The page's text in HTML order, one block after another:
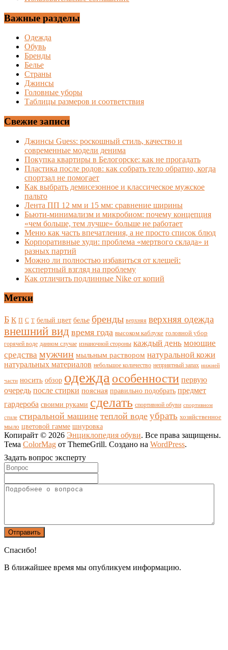
Важные разделы
Одежда
Обувь
Бренды
Белье
Страны
Джинсы
Головные уборы
Таблицы размеров и соответствия
Свежие записи
Джинсы Guess: роскошный стиль, качество и
современные модели денима
Покупка квартиры в Белогорске: как не прогадать
Пластика после родов: как собрать тело обратно, когда
спортзал не помогает
Как выбрать демисезонное и классическое мужское
пальто
Лента ПП 12 мм и 15 мм: сравнение ширины
Бьюти-минимализм и микробиом: почему концепция
«чем больше, тем лучше» больше не работает
Меню как часть впечатления, а не просто список блюд
Корпоративные худи: проблема «мертвого склада» и
разных партий
Можно ли полностью избавиться от клещей:
экспертный взгляд на проблему
Как отличить подлинные Nike от копий
Метки
Б К П С Т белый цвет белье бренды верхняя верхняя одежда
внешний вид время года высоком каблуке головной убор
горячей воде данном случае изнаночной стороны каждый день моющие
средства мужчин мыльным раствором натуральной кожи
натуральных материалов небольшое количество неприятный запах нижней
части носить обзор одежда особенности первую
очередь после стирки поясная правильно подобрать предмет
гардероба своими руками сделать спортивной обуви спортивном
стиле стиральной машине теплой воде убрать хозяйственное
мыло цветовой гамме шнуровка
Копирайт © 2026 Энциклопедия обуви. Все права защищены.
Тема ColorMag от ThemeGrill. Создано на WordPress.
Задать вопрос эксперту
Спасибо!
В ближайшее время мы опубликуем информацию.